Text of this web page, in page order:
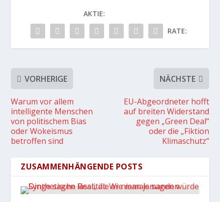
AKTIE:
RATE:
VORHERIGE
Warum vor allem
intelligente Menschen
von politischem Bias
oder Wokeismus
betroffen sind
NÄCHSTE
EU-Abgeordneter hofft
auf breiten Widerstand
gegen „Green Deal“
oder die „Fiktion
Klimaschutz“
ZUSAMMENHÄNGENDE POSTS